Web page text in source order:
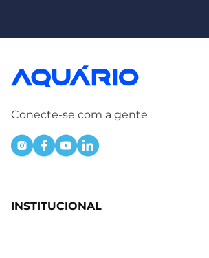
Conecte-se com a gente
INSTITUCIONAL